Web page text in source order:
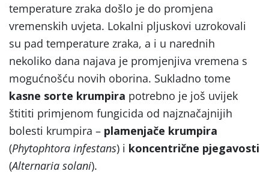
temperature zraka došlo je do promjena
vremenskih uvjeta. Lokalni pljuskovi uzrokovali
su pad temperature zraka, a i u narednih
nekoliko dana najava je promjenjiva vremena s
mogućnošću novih oborina. Sukladno tome
kasne sorte krumpira potrebno je još uvijek
štititi primjenom fungicida od najznačajnijih
bolesti krumpira – plamenjače krumpira
(Phytophtora infestans) i koncentrične pjegavosti
(Alternaria solani).